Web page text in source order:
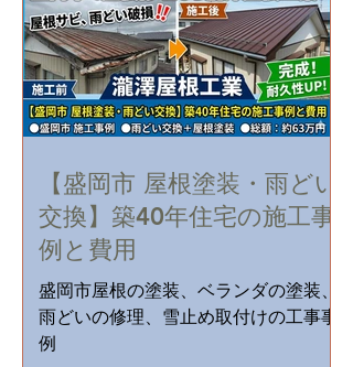
【盛岡市 屋根塗装・雨どい
交換】築40年住宅の施工事
例と費用
盛岡市屋根の塗装、ベランダの塗装、
雨どいの修理、雪止め取付けの工事事
例